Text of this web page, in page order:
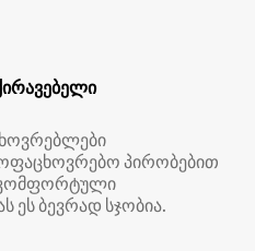
პირობებით
კომფორტული
ეს ბევრად სჯობია.